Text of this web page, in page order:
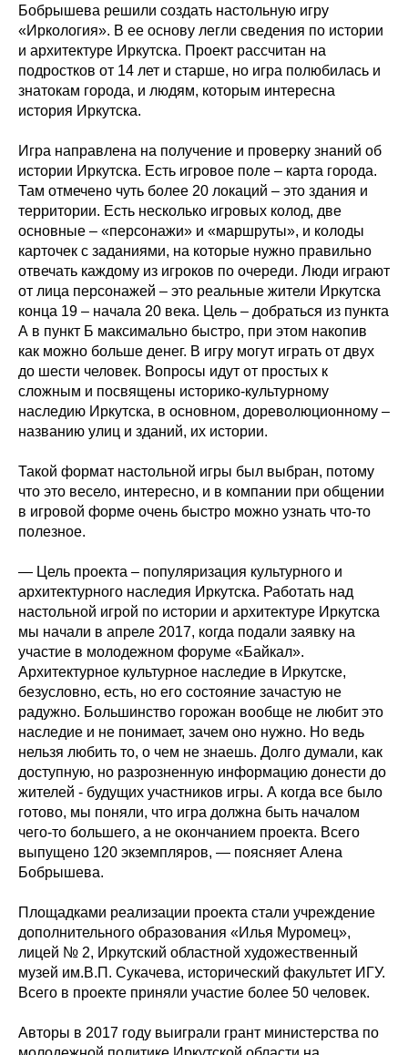
Бобрышева решили создать настольную игру
«Иркология». В ее основу легли сведения по истории
и архитектуре Иркутска. Проект рассчитан на
подростков от 14 лет и старше, но игра полюбилась и
знатокам города, и людям, которым интересна
история Иркутска.
Игра направлена на получение и проверку знаний об
истории Иркутска. Есть игровое поле – карта города.
Там отмечено чуть более 20 локаций – это здания и
территории. Есть несколько игровых колод, две
основные – «персонажи» и «маршруты», и колоды
карточек с заданиями, на которые нужно правильно
отвечать каждому из игроков по очереди. Люди играют
от лица персонажей – это реальные жители Иркутска
конца 19 – начала 20 века. Цель – добраться из пункта
А в пункт Б максимально быстро, при этом накопив
как можно больше денег. В игру могут играть от двух
до шести человек. Вопросы идут от простых к
сложным и посвящены историко-культурному
наследию Иркутска, в основном, дореволюционному –
названию улиц и зданий, их истории.
Такой формат настольной игры был выбран, потому
что это весело, интересно, и в компании при общении
в игровой форме очень быстро можно узнать что-то
полезное.
— Цель проекта – популяризация культурного и
архитектурного наследия Иркутска. Работать над
настольной игрой по истории и архитектуре Иркутска
мы начали в апреле 2017, когда подали заявку на
участие в молодежном форуме «Байкал».
Архитектурное культурное наследие в Иркутске,
безусловно, есть, но его состояние зачастую не
радужно. Большинство горожан вообще не любит это
наследие и не понимает, зачем оно нужно. Но ведь
нельзя любить то, о чем не знаешь. Долго думали, как
доступную, но разрозненную информацию донести до
жителей - будущих участников игры. А когда все было
готово, мы поняли, что игра должна быть началом
чего-то большего, а не окончанием проекта. Всего
выпущено 120 экземпляров, — поясняет Алена
Бобрышева.
Площадками реализации проекта стали учреждение
дополнительного образования «Илья Муромец»,
лицей № 2, Иркутский областной художественный
музей им.В.П. Сукачева, исторический факультет ИГУ.
Всего в проекте приняли участие более 50 человек.
Авторы в 2017 году выиграли грант министерства по